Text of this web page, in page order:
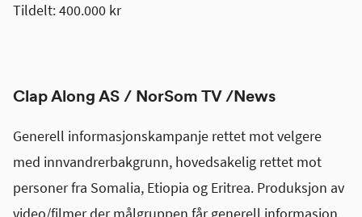
Tildelt: 400.000 kr
Clap Along AS / NorSom TV /News
Generell informasjonskampanje rettet mot velgere
med innvandrerbakgrunn, hovedsakelig rettet mot
personer fra Somalia, Etiopia og Eritrea. Produksjon av